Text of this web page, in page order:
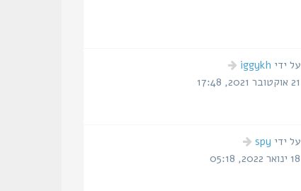
הודעה
אחרונה
על ידי iggykh
21 אוקטובר 2021, 17:48
הודעה
אחרונה
על ידי spy
18 ינואר 2022, 05:18